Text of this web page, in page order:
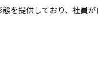
を提供しており、社員